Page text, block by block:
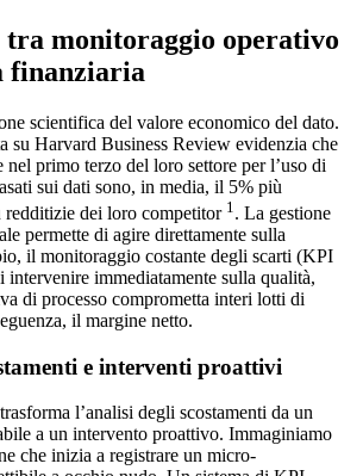
monitoraggio operativo
finanziaria
scientifica del valore economico del dato.
su Harvard Business Review evidenzia che
nel primo terzo del loro settore per l’uso di
sui dati sono, in media, il 5% più
dei loro competitor 1 . La gestione
permette di agire direttamente sulla
il monitoraggio costante degli scarti (KPI
intervenire immediatamente sulla qualità,
di processo comprometta interi lotti di
il margine netto.
e interventi proattivi
l’analisi degli scostamenti da un
a un intervento proattivo. Immaginiamo
che inizia a registrare un micro-